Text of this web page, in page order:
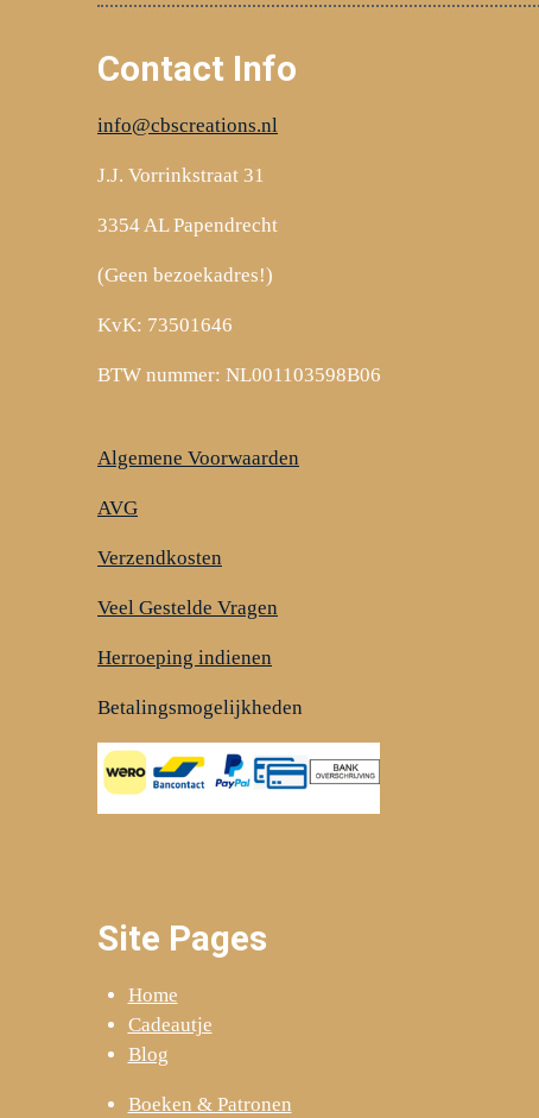
Contact Info
info@cbscreations.nl
J.J. Vorrinkstraat 31
3354 AL Papendrecht
(Geen bezoekadres!)
KvK: 73501646
BTW nummer: NL001103598B06
Algemene Voorwaarden
AVG
Verzendkosten
Veel Gestelde Vragen
Herroeping indienen
Betalingsmogelijkheden
Site Pages
Home
Cadeautje
Blog
Boeken & Patronen